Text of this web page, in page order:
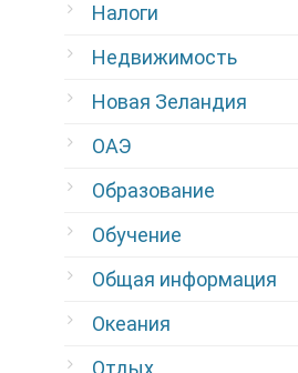
Налоги
Недвижимость
Новая Зеландия
ОАЭ
Образование
Обучение
Общая информация
Океания
Отдых